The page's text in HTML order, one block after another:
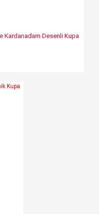
Kardanadam Desenli Kupa